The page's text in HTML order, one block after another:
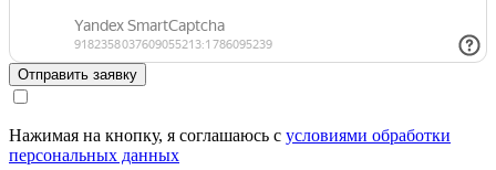
Отправить заявку
Нажимая на кнопку, я соглашаюсь с условиями обработки
персональных данных